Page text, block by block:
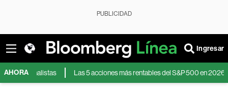
PUBLICIDAD
Ingresar
AHORA
analistas Las 5 acciones más rentables del S&P 500 en 2026 en una